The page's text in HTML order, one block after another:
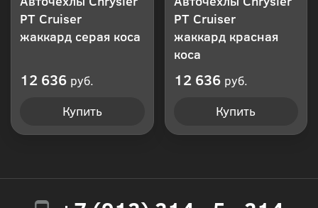
PT Cruiser
жаккард серая коса
12 636 руб.
Купить
PT Cruiser
жаккард красная
коса
12 636 руб.
Купить